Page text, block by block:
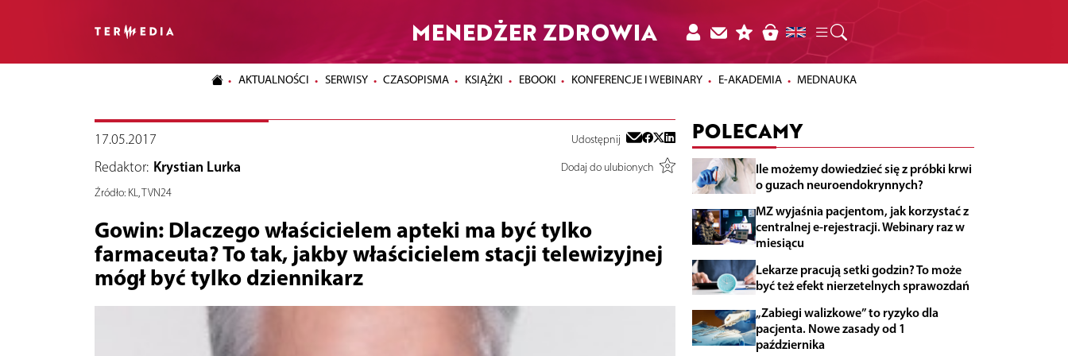
MENEDŻER ZDROWIA
AKTUALNOŚCI SERWISY CZASOPISMA KSIĄŻKI EBOOKI KONFERENCJE I WEBINARY E-AKADEMIA MEDNAUKA
17.05.2017 Udostępnij
Redaktor: Krystian Lurka
Dodaj do ulubionych
Źródło:KL, TVN24
Gowin: Dlaczego właścicielem apteki ma być tylko
farmaceuta? To tak, jakby właścicielem stacji telewizyjnej
mógł być tylko dziennikarz
POLECAMY
Ile możemy dowiedzieć się z próbki krwi
o guzach neuroendokrynnych?
MZ wyjaśnia pacjentom, jak korzystać z
centralnej e-rejestracji. Webinary raz w
miesiącu
Lekarze pracują setki godzin? To może
być też efekt nierzetelnych sprawozdań
„Zabiegi walizkowe” to ryzyko dla
pacjenta. Nowe zasady od 1
października